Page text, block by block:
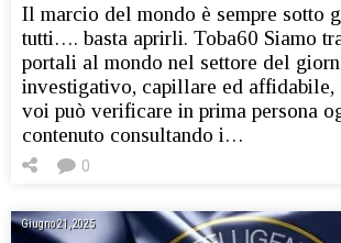
Il marcio del mondo è sempre sotto
tutti…. basta aprirli. Toba60 Siamo
portali al mondo nel settore del
investigativo, capillare ed affidabile,
voi può verificare in prima persona
contenuto consultando i…
0
Giugno 21, 2025